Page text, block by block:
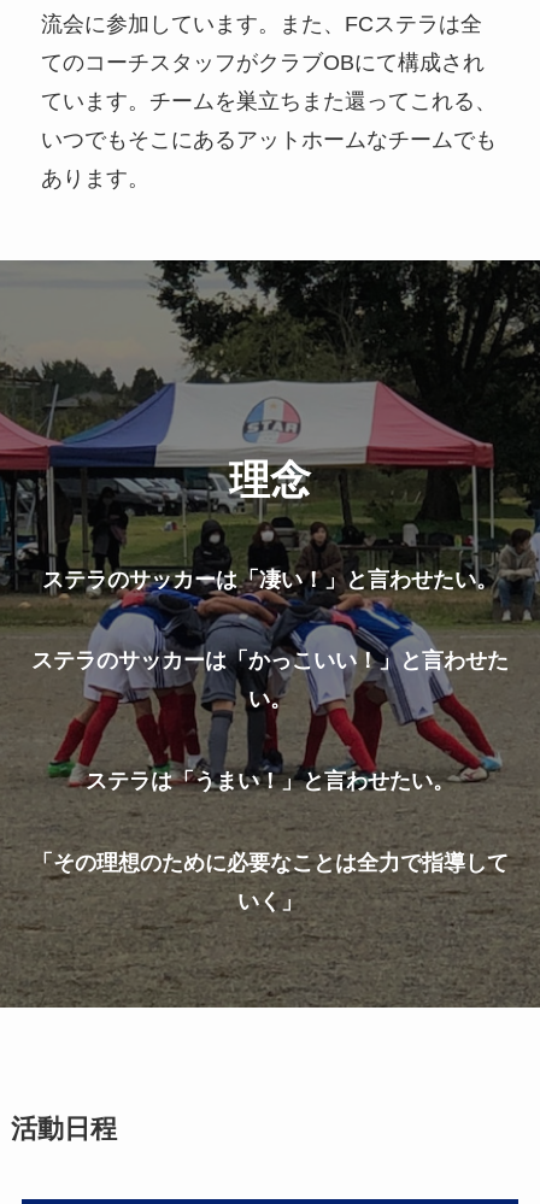
流会に参加しています。また、FCステラは全
てのコーチスタッフがクラブOBにて構成され
ています。チームを巣立ちまた還ってこれる、
いつでもそこにあるアットホームなチームでも
あります。
理念
ステラのサッカーは「凄い！」と言わせたい。
ステラのサッカーは「かっこいい！」と言わせた
い。
ステラは「うまい！」と言わせたい。
「その理想のために必要なことは全力で指導して
いく」
活動日程